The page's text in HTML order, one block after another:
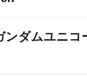
ンダムユニコ